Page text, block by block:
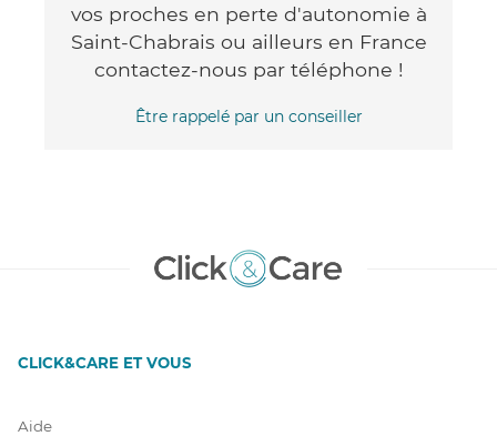
vos proches en perte d'autonomie à
Saint-Chabrais ou ailleurs en France
contactez-nous par téléphone !
Être rappelé par un conseiller
CLICK&CARE ET VOUS
Aide